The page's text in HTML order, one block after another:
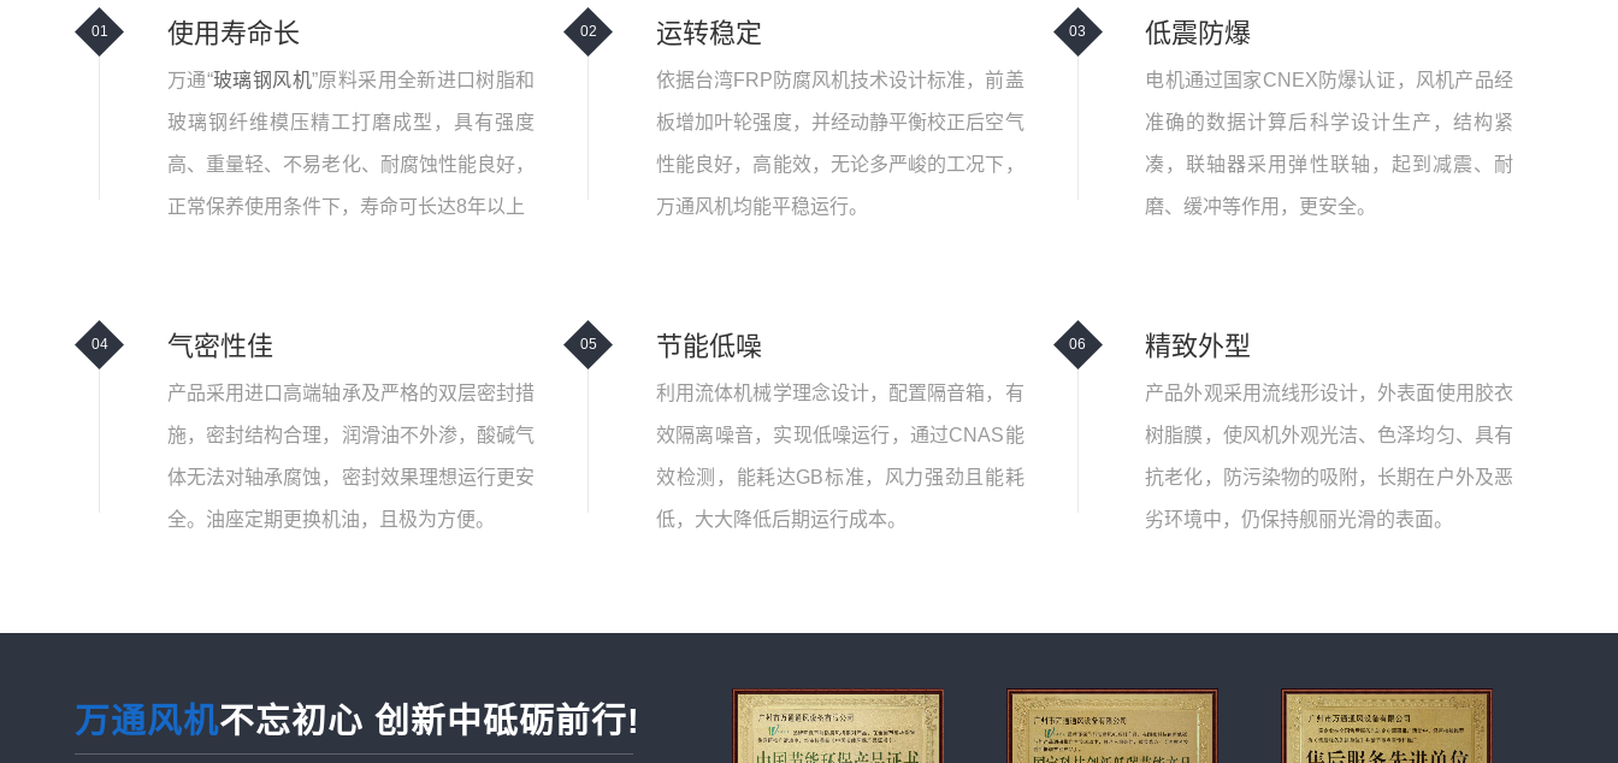
01 使用寿命长
万通“玻璃钢风机”原料采用全新进口树脂和
玻璃钢纤维模压精工打磨成型，具有强度
高、重量轻、不易老化、耐腐蚀性能良好，
正常保养使用条件下，寿命可长达8年以上
02 运转稳定
依据台湾FRP防腐风机技术设计标准，前盖
板增加叶轮强度，并经动静平衡校正后空气
性能良好，高能效，无论多严峻的工况下，
万通风机均能平稳运行。
03 低震防爆
电机通过国家CNEX防爆认证，风机产品经
准确的数据计算后科学设计生产，结构紧
凑，联轴器采用弹性联轴，起到减震、耐
磨、缓冲等作用，更安全。
04 气密性佳
产品采用进口高端轴承及严格的双层密封措
施，密封结构合理，润滑油不外渗，酸碱气
体无法对轴承腐蚀，密封效果理想运行更安
全。油座定期更换机油，且极为方便。
05 节能低噪
利用流体机械学理念设计，配置隔音箱，有
效隔离噪音，实现低噪运行，通过CNAS能
效检测，能耗达GB标准，风力强劲且能耗
低，大大降低后期运行成本。
06 精致外型
产品外观采用流线形设计，外表面使用胶衣
树脂膜，使风机外观光洁、色泽均匀、具有
抗老化，防污染物的吸附，长期在户外及恶
劣环境中，仍保持舰丽光滑的表面。
万通风机不忘初心 创新中砥砺前行!